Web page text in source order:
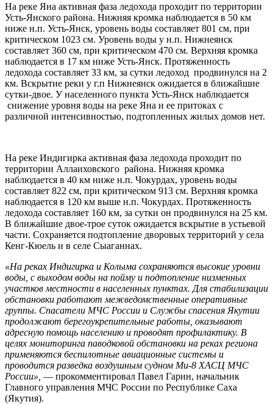
На реке Яна активная фаза ледохода проходит по территории
Усть-Янского района. Нижняя кромка наблюдается в 50 км
ниже н.п. Усть-Янск, уровень воды составляет 801 см, при
критическом 1023 см. Уровень воды у н.п. Нижнеянск
составляет 360 см, при критическом 470 см. Верхняя кромка
наблюдается в 17 км ниже Усть-Янск. Протяженность
ледохода составляет 33 км, за сутки ледоход продвинулся на 2
км. Вскрытие реки у г.п Нижнеянск ожидается в ближайшие
сутки-двое. У населенного пункта Усть-Янск наблюдается
снижение уровня воды на реке Яна и ее притоках с
различной интенсивностью, подтопленных жилых домов нет.
На реке Индигирка активная фаза ледохода проходит по
территории Аллаиховского района. Нижняя кромка
наблюдается в 40 км ниже н.п. Чокурдах, уровень воды
составляет 822 см, при критическом 913 см. Верхняя кромка
наблюдается в 120 км выше н.п. Чокурдах. Протяженность
ледохода составляет 160 км, за сутки он продвинулся на 25 км.
В ближайшие двое-трое суток ожидается вскрытие в устьевой
части. Сохраняется подтопление дворовых территорий у села
Кенг-Кюель и в селе Сыаганнах.
«На реках Индигирка и Колыма сохраняются высокие уровни
воды, с выходом воды на пойму и подтопление низменных
участков местности в населенных пунктах. Для стабилизации
обстановки работают межведомственные оперативные
группы. Спасатели МЧС России и Службы спасения Якутии
продолжают берегоукрепительные работы, оказывают
адресную помощь населению и проводят профилактику. В
целях мониторинга паводковой обстановки на реках региона
применяются беспилотные авиационные системы и
проводится разведка воздушным судном Ми-8 ХАСЦ МЧС
России», — прокомментировал Павел Гарин, начальник
Главного управления МЧС России по Республике Саха
(Якутия).